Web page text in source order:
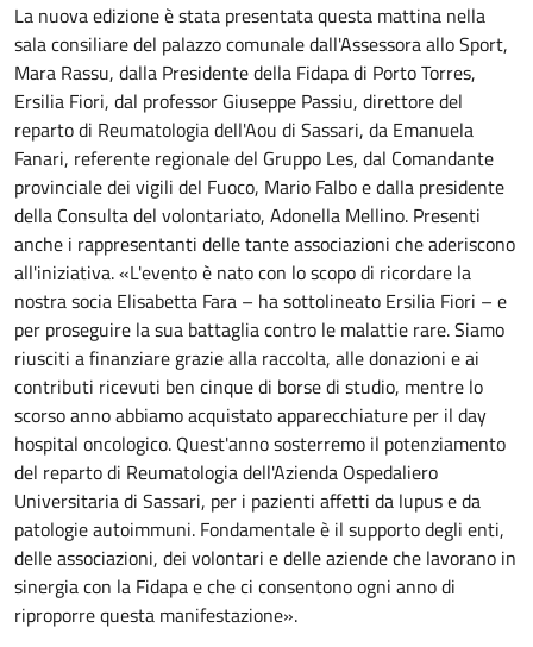
La nuova edizione è stata presentata questa mattina nella
sala consiliare del palazzo comunale dall'Assessora allo Sport,
Mara Rassu, dalla Presidente della Fidapa di Porto Torres,
Ersilia Fiori, dal professor Giuseppe Passiu, direttore del
reparto di Reumatologia dell'Aou di Sassari, da Emanuela
Fanari, referente regionale del Gruppo Les, dal Comandante
provinciale dei vigili del Fuoco, Mario Falbo e dalla presidente
della Consulta del volontariato, Adonella Mellino. Presenti
anche i rappresentanti delle tante associazioni che aderiscono
all'iniziativa. «L'evento è nato con lo scopo di ricordare la
nostra socia Elisabetta Fara – ha sottolineato Ersilia Fiori – e
per proseguire la sua battaglia contro le malattie rare. Siamo
riusciti a finanziare grazie alla raccolta, alle donazioni e ai
contributi ricevuti ben cinque di borse di studio, mentre lo
scorso anno abbiamo acquistato apparecchiature per il day
hospital oncologico. Quest'anno sosterremo il potenziamento
del reparto di Reumatologia dell'Azienda Ospedaliero
Universitaria di Sassari, per i pazienti affetti da lupus e da
patologie autoimmuni. Fondamentale è il supporto degli enti,
delle associazioni, dei volontari e delle aziende che lavorano in
sinergia con la Fidapa e che ci consentono ogni anno di
riproporre questa manifestazione».